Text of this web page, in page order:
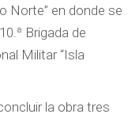
Norte” en donde se
Brigada de
Militar “Isla
la obra tres